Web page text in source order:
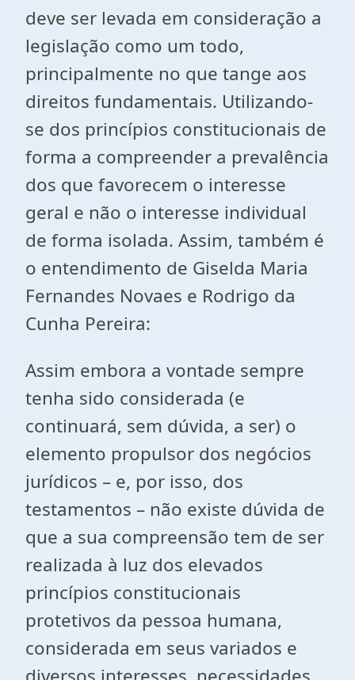
deve ser levada em consideração a
legislação como um todo,
principalmente no que tange aos
direitos fundamentais. Utilizando-
se dos princípios constitucionais de
forma a compreender a prevalência
dos que favorecem o interesse
geral e não o interesse individual
de forma isolada. Assim, também é
o entendimento de Giselda Maria
Fernandes Novaes e Rodrigo da
Cunha Pereira:
Assim embora a vontade sempre
tenha sido considerada (e
continuará, sem dúvida, a ser) o
elemento propulsor dos negócios
jurídicos – e, por isso, dos
testamentos – não existe dúvida de
que a sua compreensão tem de ser
realizada à luz dos elevados
princípios constitucionais
protetivos da pessoa humana,
considerada em seus variados e